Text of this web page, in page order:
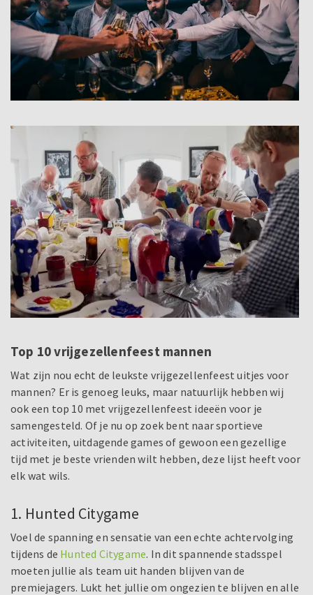
Top 10 vrijgezellenfeest mannen
Wat zijn nou echt de leukste vrijgezellenfeest uitjes voor
mannen? Er is genoeg leuks, maar natuurlijk hebben wij
ook een top 10 met vrijgezellenfeest ideeën voor je
samengesteld. Of je nu op zoek bent naar sportieve
activiteiten, uitdagende games of gewoon een gezellige
tijd met je beste vrienden wilt hebben, deze lijst heeft voor
elk wat wils.
1. Hunted Citygame
Voel de spanning en sensatie van een echte achtervolging
tijdens de Hunted Citygame. In dit spannende stadsspel
moeten jullie als team uit handen blijven van de
premiejagers. Lukt het jullie om ongezien te blijven en alle